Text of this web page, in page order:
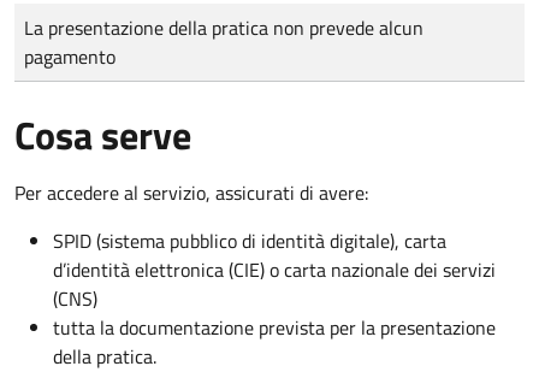
Tipo di pagamento
Importo
La presentazione della pratica non prevede alcun
pagamento
Cosa serve
Per accedere al servizio, assicurati di avere:
SPID (sistema pubblico di identità digitale), carta
d’identità elettronica (CIE) o carta nazionale dei servizi
(CNS)
tutta la documentazione prevista per la presentazione
della pratica.